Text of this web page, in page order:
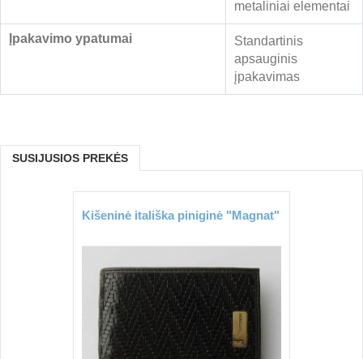
metaliniai elementai
Įpakavimo ypatumai
Standartinis
apsauginis
įpakavimas
SUSIJUSIOS PREKĖS
Kišeninė itališka piniginė "Magnat"